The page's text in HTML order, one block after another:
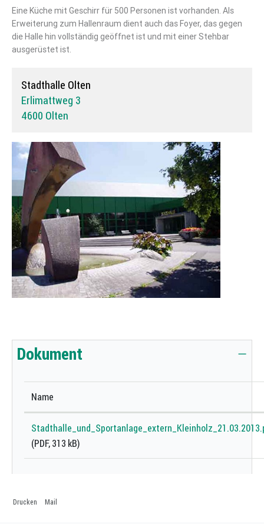
Eine Küche mit Geschirr für 500 Personen ist vorhanden. Als
Erweiterung zum Hallenraum dient auch das Foyer, das gegen
die Halle hin vollständig geöffnet ist und mit einer Stehbar
ausgerüstet ist.
Stadthalle Olten
Erlimattweg 3
4600 Olten
Zugehörige Objekte
Dokument
Name
(PDF, 313 kB)
Drucken Mail